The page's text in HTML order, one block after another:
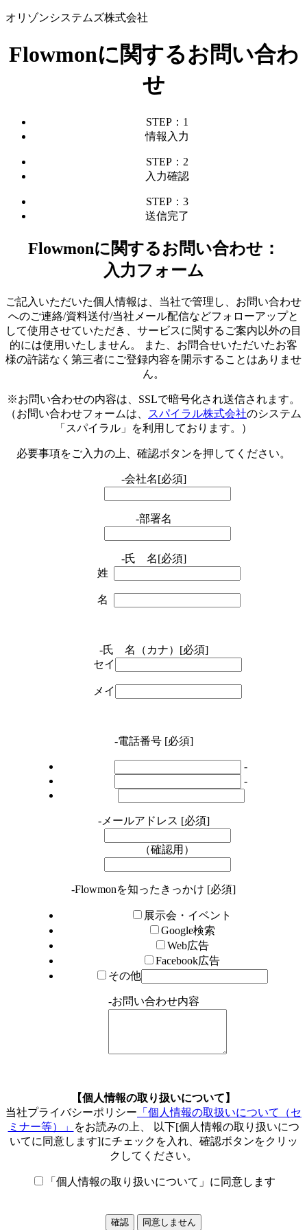
オリゾンシステムズ株式会社
Flowmonに関するお問い合わ
せ
STEP：1
情報入力
STEP：2
入力確認
STEP：3
送信完了
Flowmonに関するお問い合わせ：
入力フォーム
ご記入いただいた個人情報は、当社で管理し、お問い合わせ
へのご連絡/資料送付/当社メール配信などフォローアップと
して使用させていただき、サービスに関するご案内以外の目
的には使用いたしません。 また、お問合せいただいたお客
様の許諾なく第三者にご登録内容を開示することはありませ
ん。
※お問い合わせの内容は、SSLで暗号化され送信されます。
（お問い合わせフォームは、
スパイラル株式会社のシステム
「スパイラル」を利用しております。）
必要事項をご入力の上、確認ボタンを押してください。
-会社名[必須]
-部署名
-氏 名[必須]
姓
名
-氏 名（カナ） [必須]
セイ
メイ
-電話番号 [必須]
-
-
-メールアドレス [必須]
（確認用）
-Flowmonを知ったきっかけ [必須]
展示会・イベント
Google検索
Web広告
Facebook広告
その他
-お問い合わせ内容
【個人情報の取り扱いについて】
当社プライバシーポリシー 「個人情報の取扱いについて（セ
ミナー等）」
をお読みの上、 以下[個人情報の取り扱いにつ
いてに同意します]にチェックを入れ、確認ボタンをクリッ
クしてください。
「個人情報の取り扱いについて」に同意します